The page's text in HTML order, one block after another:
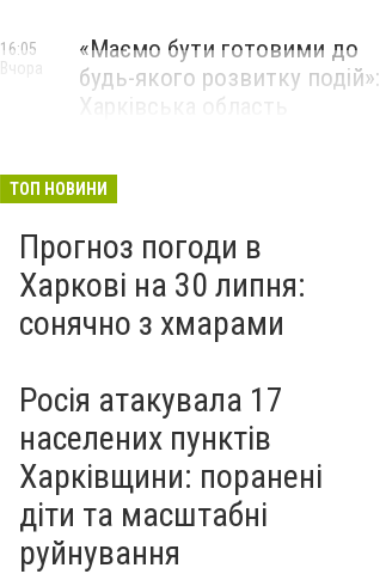
«Маємо бути готовими до
будь-якого розвитку подій»:
Харківська область
16:05
Вчора
ТОП НОВИНИ
Прогноз погоди в
Харкові на 30 липня:
сонячно з хмарами
Росія атакувала 17
населених пунктів
Харківщини: поранені
діти та масштабні
руйнування